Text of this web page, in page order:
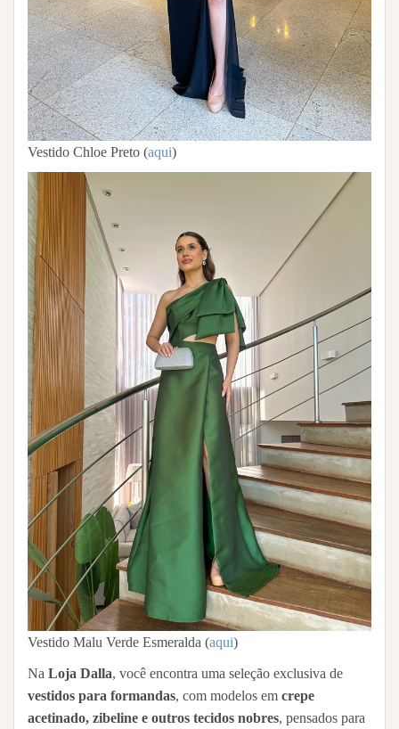
Vestido Chloe Preto (aqui)
Vestido Malu Verde Esmeralda (aqui)
Na Loja Dalla, você encontra uma seleção exclusiva de
vestidos para formandas, com modelos em crepe
acetinado, zibeline e outros tecidos nobres, pensados para